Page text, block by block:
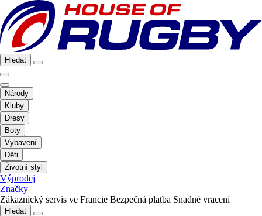
Hledat
Národy
Kluby
Dresy
Boty
Vybavení
Děti
Životní styl
Výprodej
Značky
Zákaznický servis ve Francie Bezpečná platba Snadné vracení
Hledat